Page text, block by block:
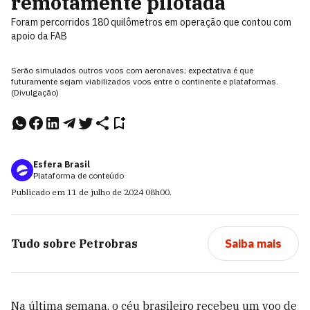
Foram percorridos 180 quilômetros em operação que contou com
apoio da FAB
Serão simulados outros voos com aeronaves; expectativa é que
futuramente sejam viabilizados voos entre o continente e plataformas.
(Divulgação)
Esfera Brasil
Plataforma de conteúdo
Publicado em 11 de julho de 2024 08h00.
Tudo sobre Petrobras Saiba mais
Na última semana, o céu brasileiro recebeu um voo de